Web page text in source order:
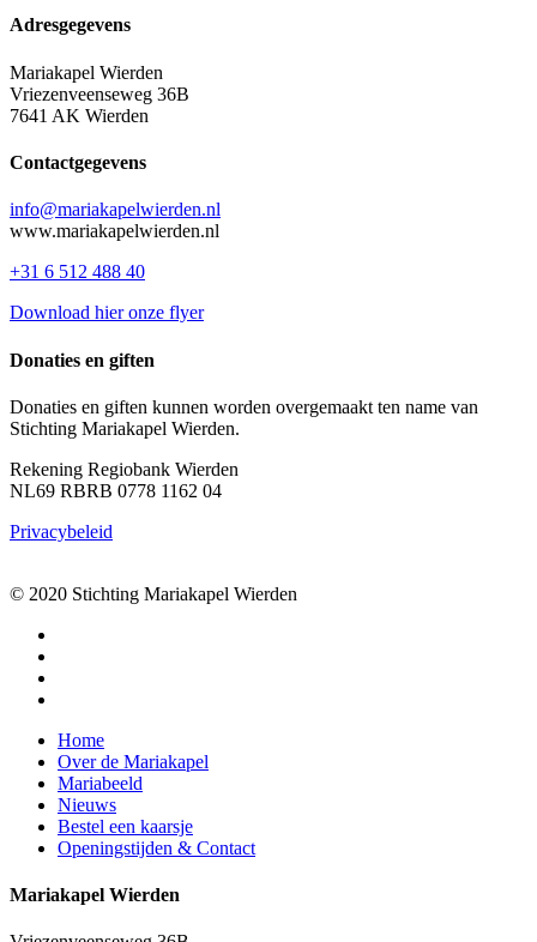
Adresgegevens
Mariakapel Wierden
Vriezenveenseweg 36B
7641 AK Wierden
Contactgegevens
info@mariakapelwierden.nl
www.mariakapelwierden.nl
+31 6 512 488 40
Download hier onze flyer
Donaties en giften
Donaties en giften kunnen worden overgemaakt ten name van
Stichting Mariakapel Wierden.
Rekening Regiobank Wierden
NL69 RBRB 0778 1162 04
Privacybeleid
© 2020 Stichting Mariakapel Wierden
Close
Menu
Home
Over de Mariakapel
Mariabeeld
Nieuws
Bestel een kaarsje
Openingstijden & Contact
Mariakapel Wierden